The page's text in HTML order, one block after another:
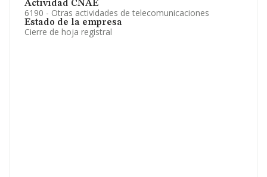
Actividad CNAE
6190 - Otras actividades de telecomunicaciones
Estado de la empresa
Cierre de hoja registral